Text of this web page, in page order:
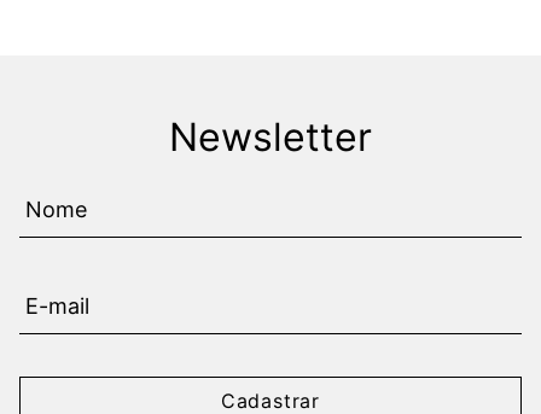
Newsletter
Cadastrar